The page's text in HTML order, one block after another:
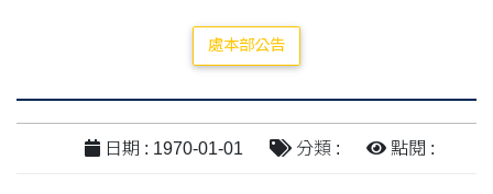
處本部公告
日期 : 1970-01-01 分類 : 點閱 :